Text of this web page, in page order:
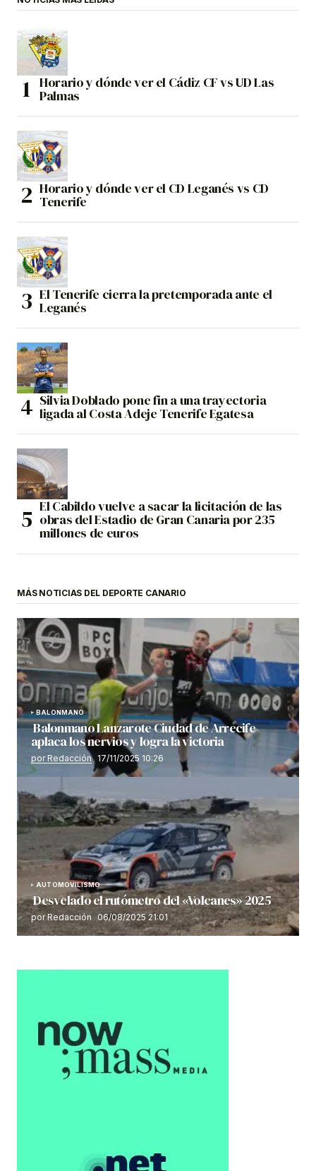
Horario y dónde ver el Cádiz CF vs UD Las
Palmas
Horario y dónde ver el CD Leganés vs CD
Tenerife
El Tenerife cierra la pretemporada ante el
Leganés
Silvia Doblado pone fin a una trayectoria
ligada al Costa Adeje Tenerife Egatesa
El Cabildo vuelve a sacar la licitación de las
obras del Estadio de Gran Canaria por 235
millones de euros
MÁS NOTICIAS DEL DEPORTE CANARIO
BALONMANO
Balonmano Lanzarote Ciudad de Arrecife
aplaca los nervios y logra la victoria
por Redacción 17/11/2025 10:26
AUTOMOVILISMO
Desvelado el rutómetro del «Volcanes» 2025
por Redacción 06/08/2025 21:01